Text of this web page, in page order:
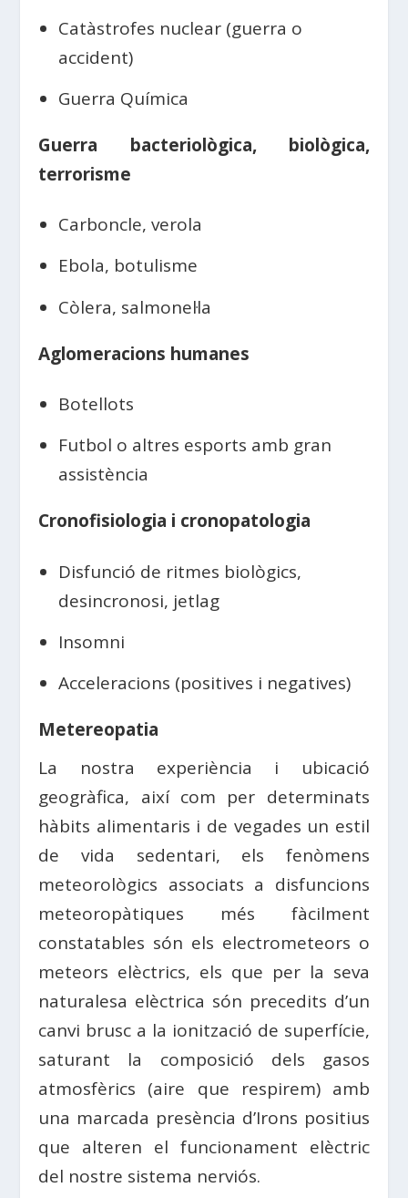
Catàstrofes nuclear (guerra o
accident)
Guerra Química
Guerra bacteriològica, biològica,
terrorisme
Carboncle, verola
Ebola, botulisme
Còlera, salmonel·la
Aglomeracions humanes
Botellots
Futbol o altres esports amb gran
assistència
Cronofisiologia i cronopatologia
Disfunció de ritmes biològics,
desincronosi, jetlag
Insomni
Acceleracions (positives i negatives)
Metereopatia
La nostra experiència i ubicació
geogràfica, així com per determinats
hàbits alimentaris i de vegades un estil
de vida sedentari, els fenòmens
meteorològics associats a disfuncions
meteoropàtiques més fàcilment
constatables són els electrometeors o
meteors elèctrics, els que per la seva
naturalesa elèctrica són precedits d’un
canvi brusc a la ionització de superfície,
saturant la composició dels gasos
atmosfèrics (aire que respirem) amb
una marcada presència d’Irons positius
que alteren el funcionament elèctric
del nostre sistema nerviós.